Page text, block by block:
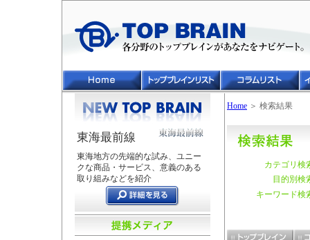
東海最前線
東海地方の先端的な試み、ユニー
クな商品・サービス、意義のある
取り組みなどを紹介
Home ＞ 検索結果
カテゴリ検
目的別検
キーワード検